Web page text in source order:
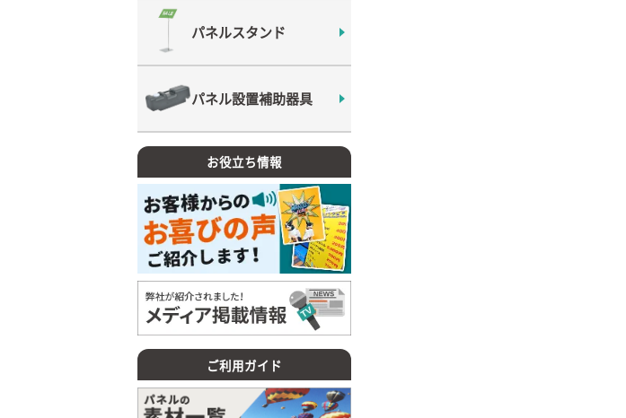
パネルスタンド
パネル設置補助器具
お役立ち情報
ご利用ガイド